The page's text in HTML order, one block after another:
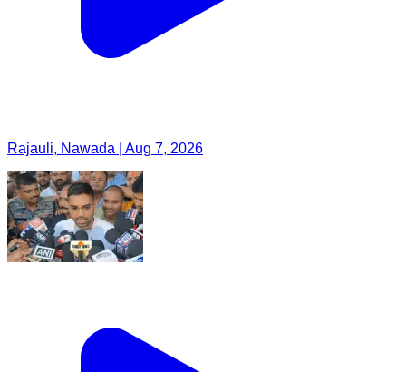
Rajauli, Nawada | Aug 7, 2026